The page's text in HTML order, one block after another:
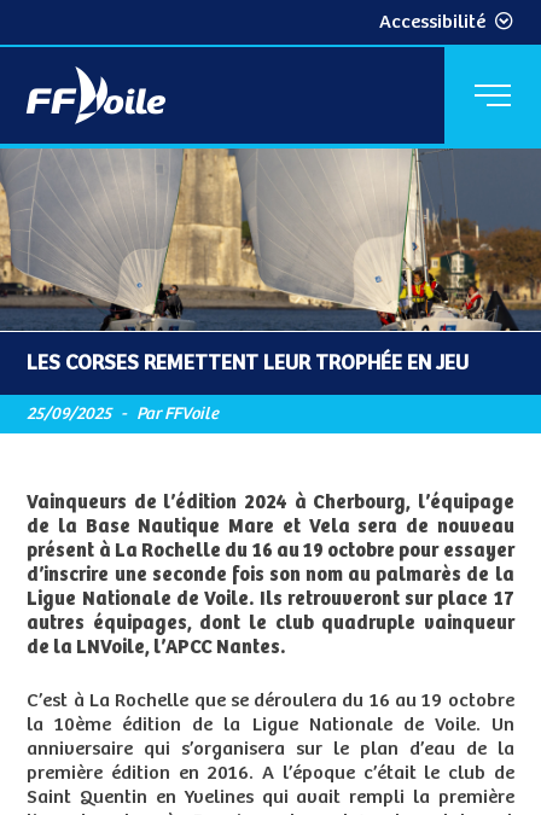
Accessibilité
LES CORSES REMETTENT LEUR TROPHÉE EN JEU
25/09/2025 - Par FFVoile
Vainqueurs de l’édition 2024 à Cherbourg, l’équipage
de la Base Nautique Mare et Vela sera de nouveau
présent à La Rochelle du 16 au 19 octobre pour essayer
d’inscrire une seconde fois son nom au palmarès de la
Ligue Nationale de Voile. Ils retrouveront sur place 17
autres équipages, dont le club quadruple vainqueur
de la LNVoile, l’APCC Nantes.
C’est à La Rochelle que se déroulera du 16 au 19 octobre
la 10ème édition de la Ligue Nationale de Voile. Un
anniversaire qui s’organisera sur le plan d’eau de la
première édition en 2016. A l’époque c’était le club de
Saint Quentin en Yvelines qui avait rempli la première